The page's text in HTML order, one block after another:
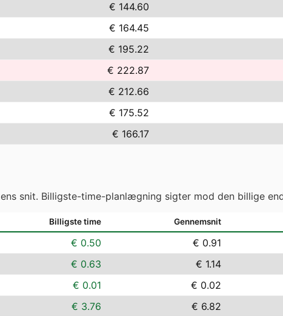
€ 144.60
€ 164.45
€ 195.22
€ 222.87
€ 212.66
€ 175.52
€ 166.17
snit. Billigste-time-planlægning sigter mod den billige
Billigste time Gennemsnit
€ 0.50 € 0.91
€ 0.63 € 1.14
€ 0.01 € 0.02
€ 3.76 € 6.82